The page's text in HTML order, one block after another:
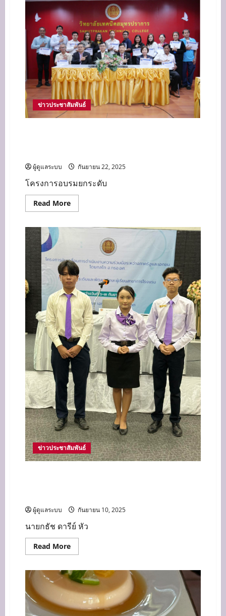
จัด
โครงการ
เชิดชู
เกียรติ
สถาน
ประกอบ
การ
และ
ยกย่อง
ครู
ฝึก
ครู
พี่
เลี้ยง
ใน
สถาน
ข่าวประชาสัมพันธ์
ผู้ดูแลระบบ กันยายน 22, 2025
โครงการอบรมยกระดับ
Read MoreRead
more
โรงแรม
ร่วม
โครงการ
อบรม
ยก
ระดับ
การ
จัด
ทำ
แผนการ
จัดการ
เรียน
รู้
สำหรับ
ครู
ผู้
สอน
ภาย
ใต้
โครงการ
ทวิ
ศึกษา
ข่าวประชาสัมพันธ์
ผู้ดูแลระบบ กันยายน 10, 2025
นายกธัช ดารีย์ หัว
Read MoreRead
more
วิชาการ
โรงแรม
เข้า
ร่วม
โครงการ
ขับ